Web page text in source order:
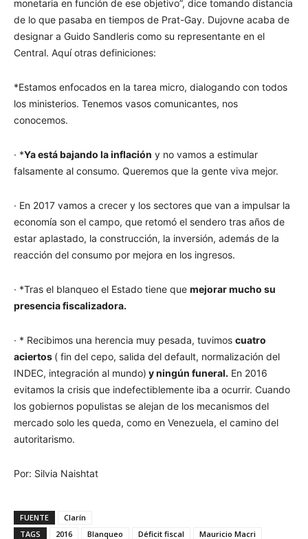
monetaria en función de ese objetivo”, dice tomando distancia
de lo que pasaba en tiempos de Prat-Gay. Dujovne acaba de
designar a Guido Sandleris como su representante en el
Central. Aquí otras definiciones:
*Estamos enfocados en la tarea micro, dialogando con todos
los ministerios. Tenemos vasos comunicantes, nos
conocemos.
· *Ya está bajando la inflación y no vamos a estimular
falsamente al consumo. Queremos que la gente viva mejor.
· En 2017 vamos a crecer y los sectores que van a impulsar la
economía son el campo, que retomó el sendero tras años de
estar aplastado, la construcción, la inversión, además de la
reacción del consumo por mejora en los ingresos.
· *Tras el blanqueo el Estado tiene que mejorar mucho su
presencia fiscalizadora.
· * Recibimos una herencia muy pesada, tuvimos cuatro
aciertos ( fin del cepo, salida del default, normalización del
INDEC, integración al mundo) y ningún funeral. En 2016
evitamos la crisis que indefectiblemente iba a ocurrir. Cuando
los gobiernos populistas se alejan de los mecanismos del
mercado solo les queda, como en Venezuela, el camino del
autoritarismo.
Por: Silvia Naishtat
FUENTE
Clarín
TAGS
2016 Blanqueo Déficit fiscal Mauricio Macri